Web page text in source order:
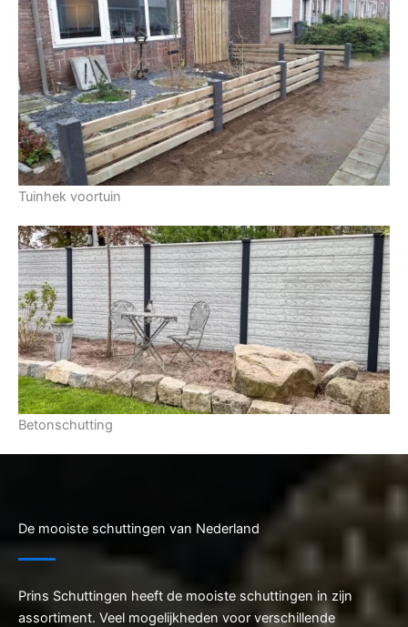
Tuinhek voortuin
Betonschutting
De mooiste schuttingen van Nederland
Prins Schuttingen heeft de mooiste schuttingen in zijn
assortiment. Veel mogelijkheden voor verschillende